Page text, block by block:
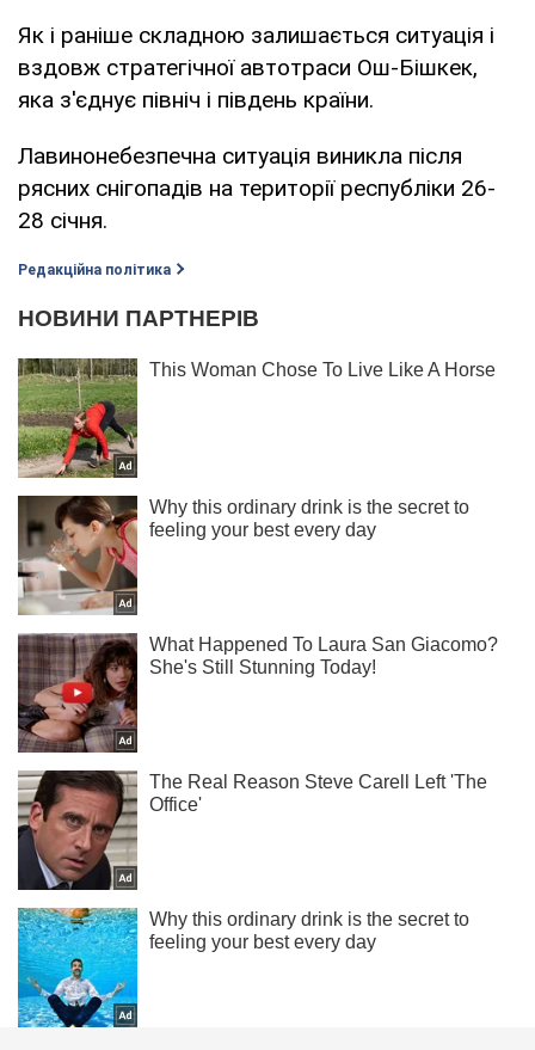
Як і раніше складною залишається ситуація і
вздовж стратегічної автотраси Ош-Бішкек,
яка з'єднує північ і південь країни.
Лавинонебезпечна ситуація виникла після
рясних снігопадів на території республіки 26-
28 січня.
Редакційна політика